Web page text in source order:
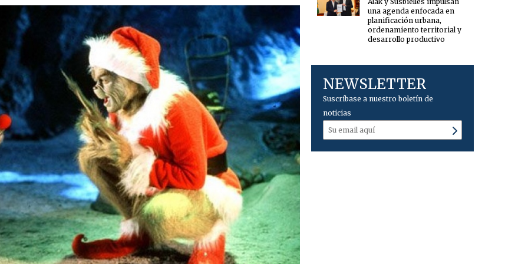
una agenda enfocada en
planificación urbana,
ordenamiento territorial y
desarrollo productivo
NEWSLETTER
Suscríbase a nuestro boletín de
noticias